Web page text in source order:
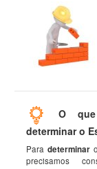
O que
determinar o
Para determinaro
precisamos